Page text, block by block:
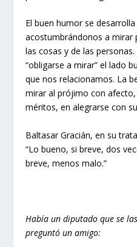
El buen humor se
acostumbrándonos a mirar
las cosas y de las
“obligarse a mirar” el lado
que nos relacionamos. La
mirar al prójimo con
méritos, en alegrarse con
Baltasar Gracián, en su
“Lo bueno, si breve, dos
breve, menos malo.”
Había un diputado que se
preguntó un amigo: